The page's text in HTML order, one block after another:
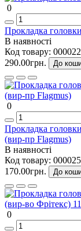
0
Прокладка
В наявності
Код товару:
290.00грн.
До
0
Прокладка
(вир-пр Flagmus)
В наявності
Код товару:
170.00грн.
До
0